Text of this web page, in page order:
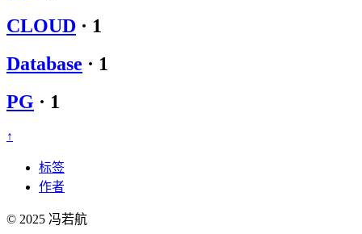
CLOUD · 1
Database · 1
PG · 1
↑
标签
作者
© 2025 冯若航